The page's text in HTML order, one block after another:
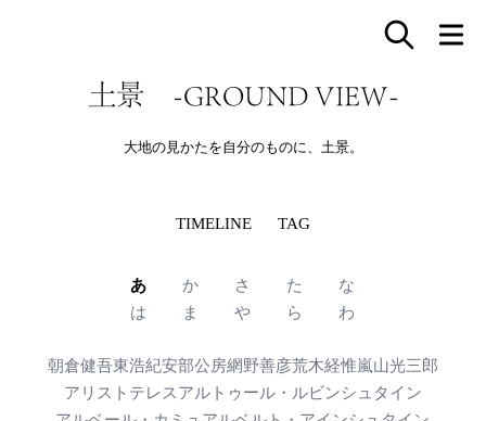
土景 -GROUND VIEW-
大地の見かたを自分のものに、土景。
TIMELINE TAG
あ か さ た
な
は
ま や ら わ
朝倉健吾東浩紀安部公房網野善彦荒木経惟嵐山光三郎
アリストテレスアルトゥール・ルビンシュタイン